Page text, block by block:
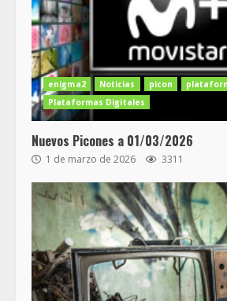
enigma2 Noticias picon
Plataformas Digitales
Nuevos Picones a 01/03/2026
1 de marzo de 2026 3311